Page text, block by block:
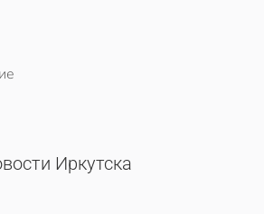
Иркутска